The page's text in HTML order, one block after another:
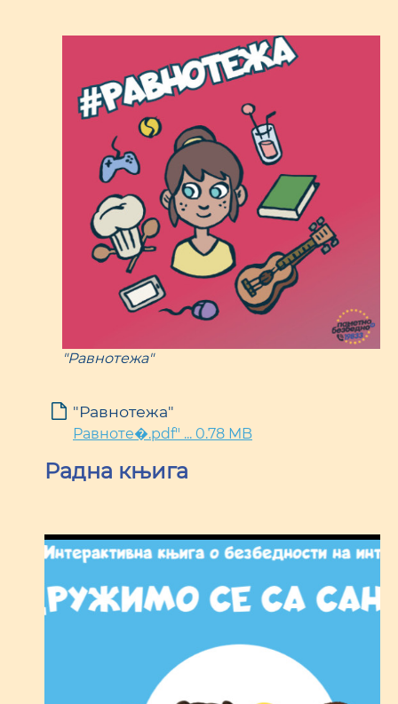
"Равнотежа"
"Равнотежа"
Равноте�.pdf" ... 0.78 MB
Радна књига